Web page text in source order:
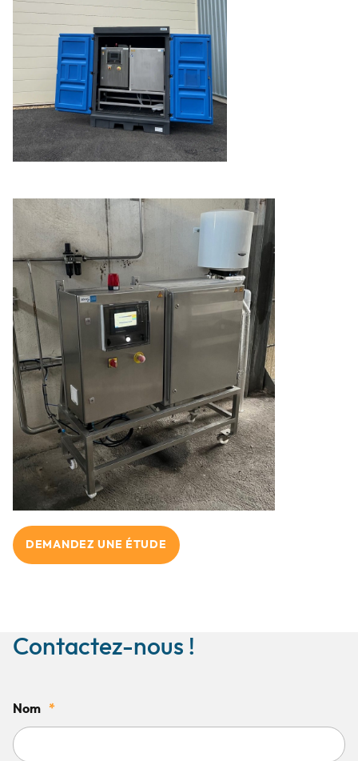
DEMANDEZ UNE ÉTUDE
Contactez-nous !
Nom *